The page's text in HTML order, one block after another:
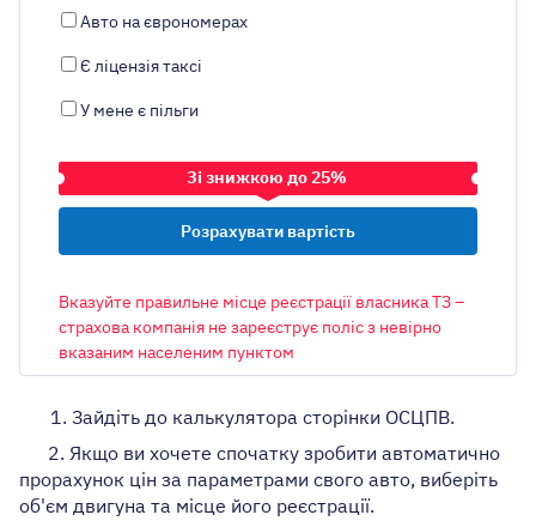
Авто на єврономерах
Є ліцензія таксі
У мене є пільги
Зі знижкою до 25%
ОБ’ЄМ ДВИГУНА
МІСТО РЕЄСТРАЦІЇ ВЛАСНИКА
Вказуйте правильне місце реєстрації власника ТЗ –
страхова компанія не зареєструє поліс з невірно
вказаним населеним пунктом
1. Зайдіть до калькулятора сторінки ОСЦПВ.
2. Якщо ви хочете спочатку зробити автоматично
прорахунок цін за параметрами свого авто, виберіть
об'єм двигуна та місце його реєстрації.